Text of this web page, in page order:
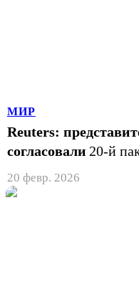
МИР
Reuters:
согласовали 20-й
20 февр. 2026